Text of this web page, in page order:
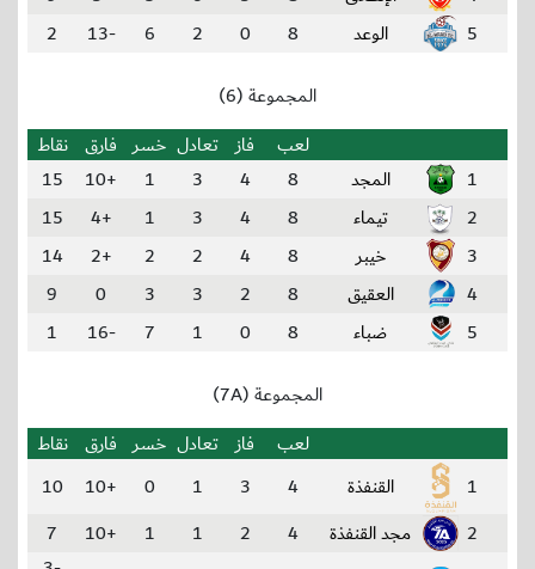
5
الوعد 8
0
2
6
-13
2
المجموعة (6)
لعب
فاز تعادل خسر فارق نقاط
1
المجد 8
4
3
1
+10
15
2
تيماء 8
4
3
1
+4
15
3
خيبر 8
4
2
2
+2
14
4
العقيق 8
2
3
3
0
9
5
ضباء 8
0
1
7
-16
1
المجموعة (7A)
لعب
فاز تعادل خسر فارق نقاط
1
القنفذة 4
3
1
0
+10
10
2
مجد القنفذة 4
2
1
1
+10
7